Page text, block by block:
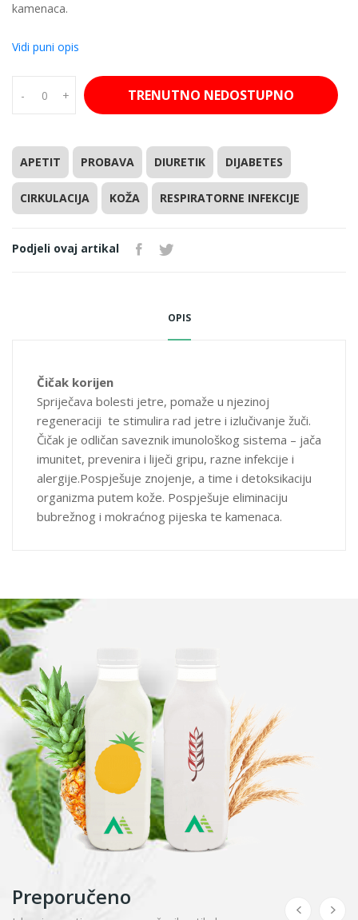
kamenaca.
Vidi puni opis
- + TRENUTNO NEDOSTUPNO
APETIT PROBAVA DIURETIK DIJABETES
CIRKULACIJA KOŽA RESPIRATORNE INFEKCIJE
Podjeli ovaj artikal
OPIS
Čičak korijen
Spriječava bolesti jetre, pomaže u njezinoj
regeneraciji te stimulira rad jetre i izlučivanje žuči.
Čičak je odličan saveznik imunološkog sistema – jača
imunitet, prevenira i liječi gripu, razne infekcije i
alergije.Pospješuje znojenje, a time i detoksikaciju
organizma putem kože. Pospješuje eliminaciju
bubrežnog i mokraćnog pijeska te kamenaca.
Preporučeno